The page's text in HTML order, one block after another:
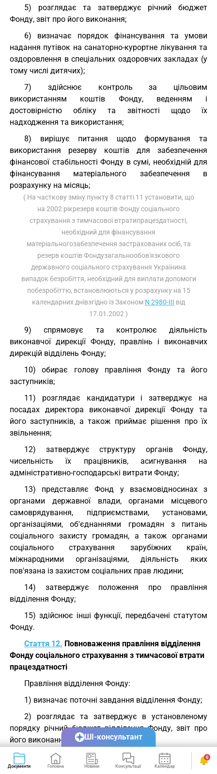
5) розглядає та затверджує річний бюджет
Фонду, звіт про його виконання;
6) визначає порядок фінансування та умови
надання путівок на санаторно-курортне лікування та
оздоровлення в спеціальних оздоровчих закладах (у
тому числі дитячих);
7) здійснює контроль за цільовим
використанням коштів Фонду, веденням і
достовірністю обліку та звітності щодо їх
надходження та використання;
8) вирішує питання щодо формування та
використання резерву коштів для забезпечення
фінансової стабільності Фонду в сумі, необхідній для
фінансування матеріального забезпечення в
розрахунку на місяць;
( На часткову зміну пункту 8 статті 11 установити, що
на 2002 рікрезерв коштів Фонду соціального
страхування з тимчасової втратипрацездатності,
необхідний для фінансування
матеріальногозабезпечення застрахованих осіб, та
резерв коштів Фондузагальнообов'язкового
державного соціального страхування Українина
випадок безробіття, необхідний для виплати допомоги
побезробіттю, встановлюються у розрахунку на 15
календарних днівзгідно із Законом N 2980-III від
17.01.2002 )
9) спрямовує та контролює діяльність
виконавчої дирекції Фонду, правлінь і виконавчих
дирекцій відділень Фонду;
10) обирає голову правління Фонду та його
заступників;
11) розглядає кандидатури і затверджує на
посадах директора виконавчої дирекції Фонду та
його заступників, а також приймає рішення про їх
звільнення;
12) затверджує структуру органів Фонду,
чисельність їх працівників, асигнування на
адміністративно-господарські витрати Фонду;
13) представляє Фонд у взаємовідносинах з
органами державної влади, органами місцевого
самоврядування, підприємствами, установами,
організаціями, об'єднаннями громадян з питань
соціального захисту громадян, а також органами
соціального страхування зарубіжних країн,
міжнародними організаціями, діяльність яких
пов'язана із захистом соціальних прав людини;
14) затверджує положення про правління
відділення Фонду;
15) здійснює інші функції, передбачені статутом
Фонду.
Стаття 12. Повноваження правління відділення
Фонду соціального страхування з тимчасової втрати
працездатності
Правління відділення Фонду:
1) визначає поточні завдання відділення Фонду;
2) розглядає та затверджує в установленому
порядку річний бюджет відділення Фонду, звіт про
його виконання;
3) щорічно розглядає програму і кошторис (у
розрізі регіонів) щодо відновлення здоров'я
Документи Головна Новини Консультації Календар Сервіси
0
ШІ-консультант